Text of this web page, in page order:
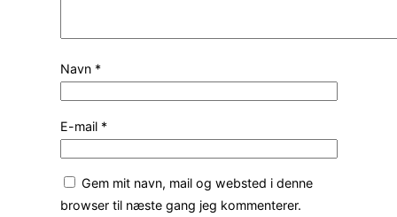
Navn *
E-mail *
Gem mit navn, mail og websted i denne
browser til næste gang jeg kommenterer.